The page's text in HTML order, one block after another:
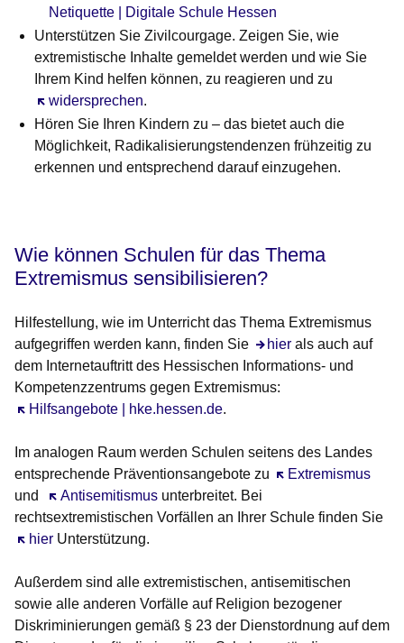
Netiquette | Digitale Schule Hessen
Unterstützen Sie Zivilcourgage. Zeigen Sie, wie
extremistische Inhalte gemeldet werden und wie Sie
Ihrem Kind helfen können, zu reagieren und zu
widersprechen
Öffnet sich in einem neuen Fenster
.
Hören Sie Ihren Kindern zu – das bietet auch die
Möglichkeit, Radikalisierungstendenzen frühzeitig zu
erkennen und entsprechend darauf einzugehen.
Wie können Schulen für das Thema
Extremismus sensibilisieren?
Hilfestellung, wie im Unterricht das Thema Extremismus
aufgegriffen werden kann, finden Sie
hier als auch auf
dem Internetauftritt des Hessischen Informations- und
Kompetenzzentrums gegen Extremismus:
Hilfsangebote | hke.hessen.de
Öffnet sich in einem neuen Fenster
.
Im analogen Raum werden Schulen seitens des Landes
entsprechende Präventionsangebote zu
Extremismus
Öffnet sich in
und
Antisemitismus
Öffnet sich in einem neuen Fenster
unterbreitet. Bei
rechtsextremistischen Vorfällen an Ihrer Schule finden Sie
hier
Öffnet sich in einem neuen Fenster
Unterstützung.
Außerdem sind alle extremistischen, antisemitischen
sowie alle anderen Vorfälle auf Religion bezogener
Diskriminierungen gemäß § 23 der Dienstordnung auf dem